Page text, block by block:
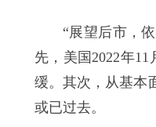
“展望后市，依
先，美国2022年
缓。其次，从基本
或已过去。